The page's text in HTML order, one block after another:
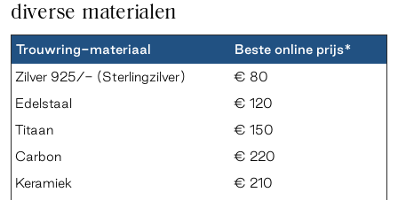
diverse materialen
Trouwring-materiaal
Beste online prijs*
Zilver 925/- (Sterlingzilver)
€ 80
Edelstaal
€ 120
Titaan
€ 150
Carbon
€ 220
Keramiek
€ 210